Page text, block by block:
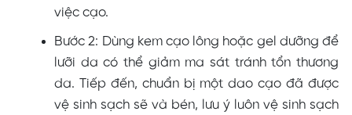
việc cạo.
Bước 2: Dùng kem cạo lông hoặc gel dưỡng để
lưỡi da có thể giảm ma sát tránh tổn thương
da. Tiếp đến, chuẩn bị một dao cạo đã được
vệ sinh sạch sẽ và bén, lưu ý luôn vệ sinh sạch